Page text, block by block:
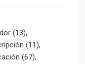
(13)
(11)
(67)